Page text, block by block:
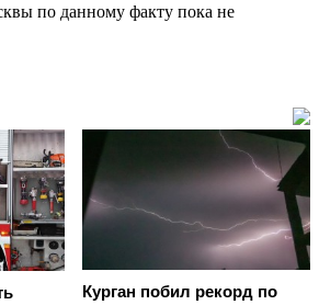
по данному факту пока не
Курган побил рекорд по